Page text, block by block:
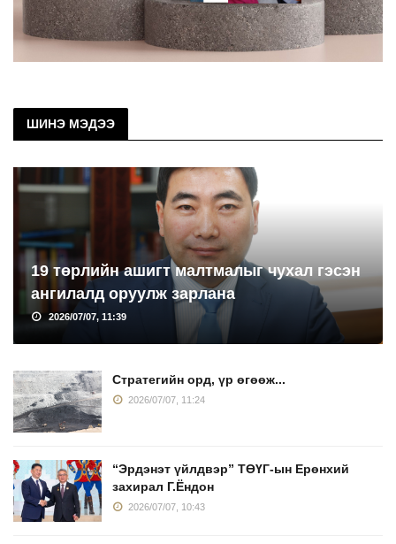
ШИНЭ МЭДЭЭ
19 төрлийн ашигт малтмалыг чухал гэсэн
ангилалд оруулж зарлана
2026/07/07, 11:39
Стратегийн орд, үр өгөөж...
2026/07/07, 11:24
“Эрдэнэт үйлдвэр” ТӨҮГ-ын Ерөнхий
захирал Г.Ёндон
2026/07/07, 10:43